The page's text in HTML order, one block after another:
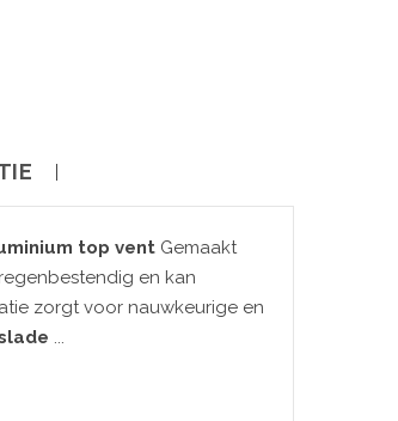
top ventGemaakt
en kan
zorgt voor nauwkeurige en
...